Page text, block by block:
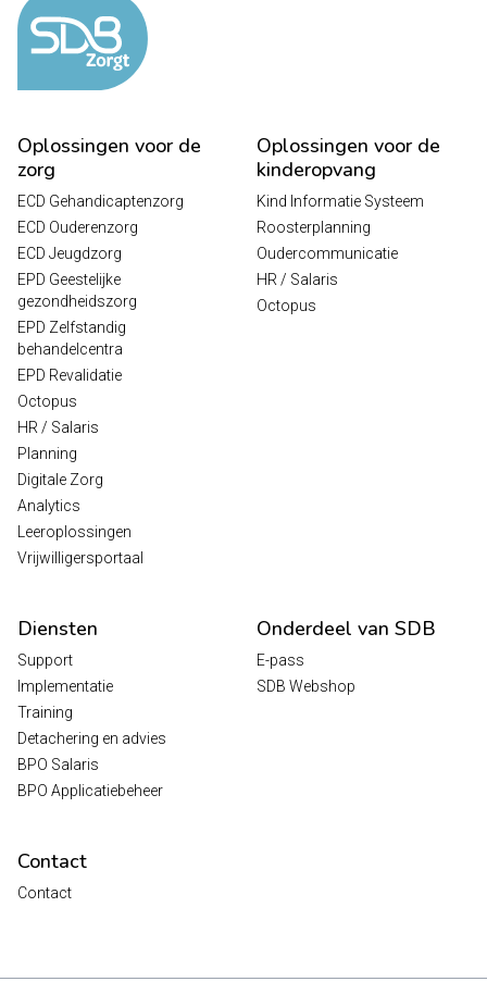
Oplossingen voor de
zorg
ECD Gehandicaptenzorg
ECD Ouderenzorg
ECD Jeugdzorg
EPD Geestelijke
gezondheidszorg
EPD Zelfstandig
behandelcentra
EPD Revalidatie
Octopus
HR / Salaris
Planning
Digitale Zorg
Analytics
Leeroplossingen
Vrijwilligersportaal
Oplossingen voor de
kinderopvang
Kind Informatie Systeem
Roosterplanning
Oudercommunicatie
HR / Salaris
Octopus
Diensten
Support
Implementatie
Training
Detachering en advies
BPO Salaris
BPO Applicatiebeheer
Onderdeel van SDB
E-pass
SDB Webshop
Contact
Contact